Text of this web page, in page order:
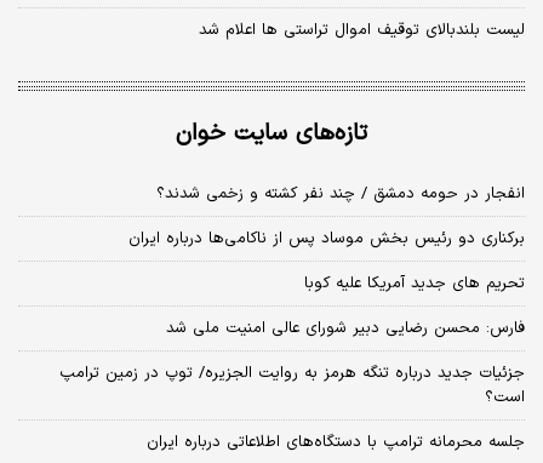
لیست بلندبالای توقیف اموال تراستی ها اعلام شد
تازه‌های سایت خوان
انفجار در حومه دمشق / چند نفر کشته و زخمی شدند؟
برکناری دو رئیس بخش موساد پس از ناکامی‌ها درباره ایران
تحریم های جدید آمریکا علیه کوبا
فارس: محسن رضایی دبیر شورای عالی امنیت ملی شد
جزئیات جدید درباره تنگه هرمز به روایت الجزیره/ توپ در زمین ترامپ
است؟
جلسه محرمانه ترامپ با دستگاه‌های اطلاعاتی درباره ایران